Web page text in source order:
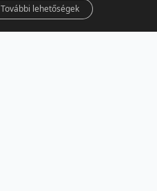
További lehetőségek